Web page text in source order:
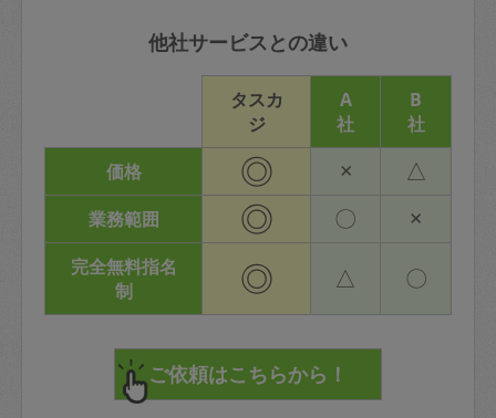
他社サービスとの違い
タスカ
ジ
A
社
B
社
価格
◎ × △
業務範囲 ◎ 〇 ×
完全無料指名
制
◎ △ 〇